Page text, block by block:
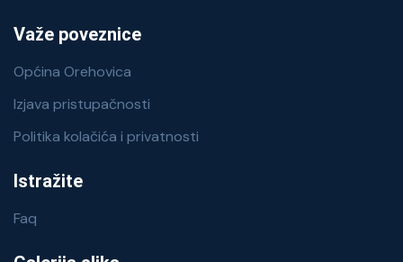
Važe poveznice
Općina Orehovica
Izjava pristupačnosti
Politika kolačića i privatnosti
Istražite
Faq